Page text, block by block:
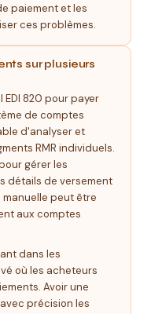
paiement et les
ces problèmes.
sur plusieurs
820 pour payer
de comptes
d'analyser et
RMR individuels.
gérer les
détails de versement
peut être
aux comptes
dans les
où les acheteurs
Avoir une
précision les